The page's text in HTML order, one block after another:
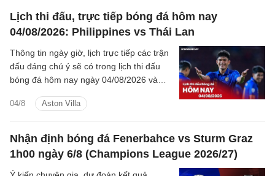
Lịch thi đấu, trực tiếp bóng đá hôm nay
04/08/2026: Philippines vs Thái Lan
04/8 Aston Villa
Thông tin ngày giờ, lịch trực tiếp các trận
đấu đáng chú ý sẽ có trong lịch thi đấu
bóng đá hôm nay ngày 04/08/2026 và
tiếp.
Nhận định bóng đá Fenerbahce vs Sturm Graz
1h00 ngày 6/8 (Champions League 2026/27)